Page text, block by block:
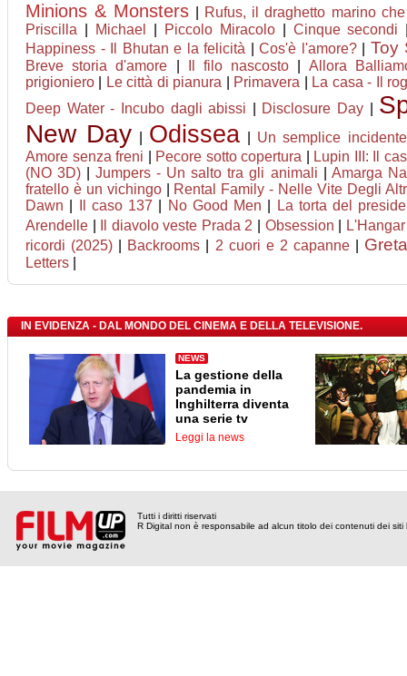
Minions & Monsters
Rufus, il draghetto marino
Priscilla
Michael Piccolo Miracolo| Cinque secondi
Happiness - Il Bhutan e la felicità |Cos'è l'amore?| Toy
Breve storia d'amore Il filo nascosto
Allora
prigioniero
Le città di pianura Primavera
La casa - Il
Deep Water - Incubo dagli abissi
Disclosure Day
New Day
Odissea Un semplice incidente
Amore senza freni
Pecore sotto copertura
Lupin III: Il
(NO 3D) |Jumpers - Un salto tra gli animali
Amarga
fratello è un vichingo| Rental Family - Nelle Vite Degli
Dawn
Il caso 137 No Good Men
La torta del
Arendelle
Il diavolo veste Prada 2 Obsession
ricordi (2025)
Backrooms 2 cuori e 2 capanne
Letters
IN EVIDENZA - DAL MONDO DEL CINEMA E DELLA TELEVISIONE.
NEWS
La gestione della
pandemia in
Inghilterra diventa
una serie tv
Leggi la news
Tutti i diritti riservati
R Digital non è responsabile ad alcun titolo dei contenuti dei siti